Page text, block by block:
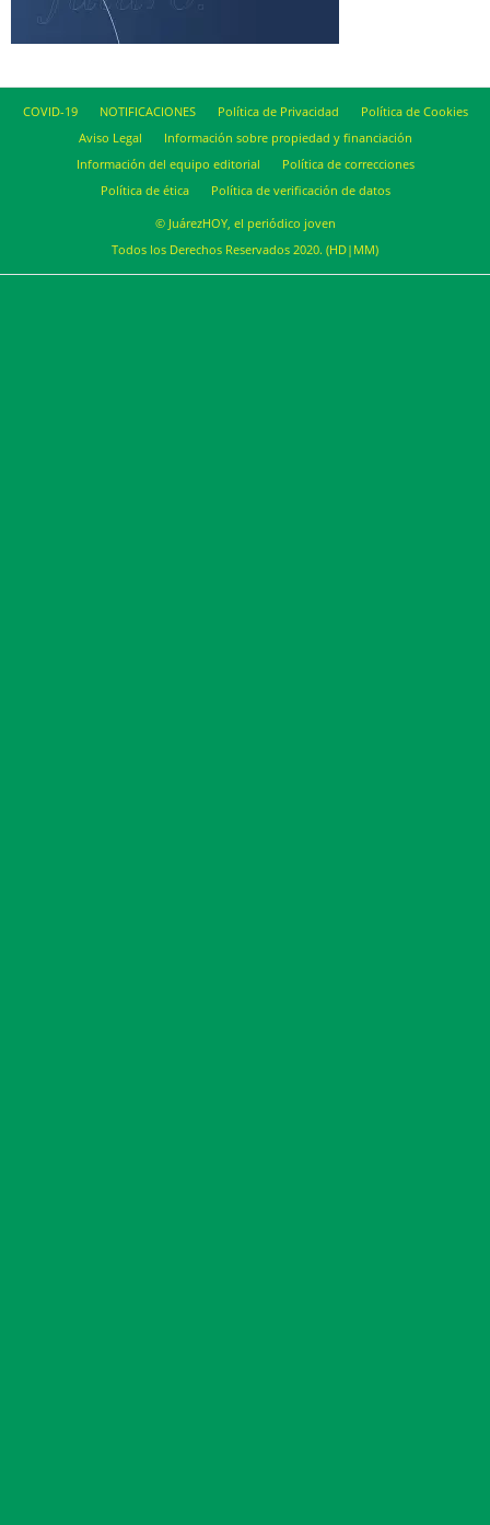
COVID-19 NOTIFICACIONES Política de Privacidad
Política de Cookies
Aviso Legal
Información sobre propiedad y financiación
Información del equipo editorial
Política de correcciones
Política de ética
Política de verificación de datos
© JuárezHOY, el periódico joven
Todos los Derechos Reservados 2020. (HD|MM)